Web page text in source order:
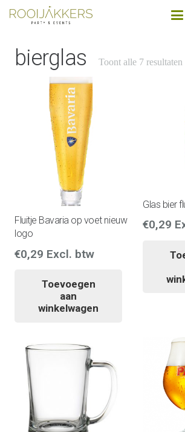
bierglas Toont alle 7 resultaten
Fluitje Bavaria op voet nieuw
logo
€0,29 Excl. btw
Toevoegen
aan
winkelwagen
Glas bier
€0,29